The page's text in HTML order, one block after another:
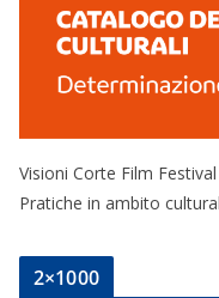
Visioni Corte Film
Pratiche in ambito
2×1000